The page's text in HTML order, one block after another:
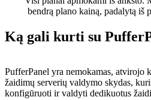
bendrą plano kainą, padalytą iš
Ką gali kurti su
PufferPanel yra nemokamas, atvirojo
žaidimų serverių valdymo skydas,
konfigūruoti ir valdyti dedikuotus